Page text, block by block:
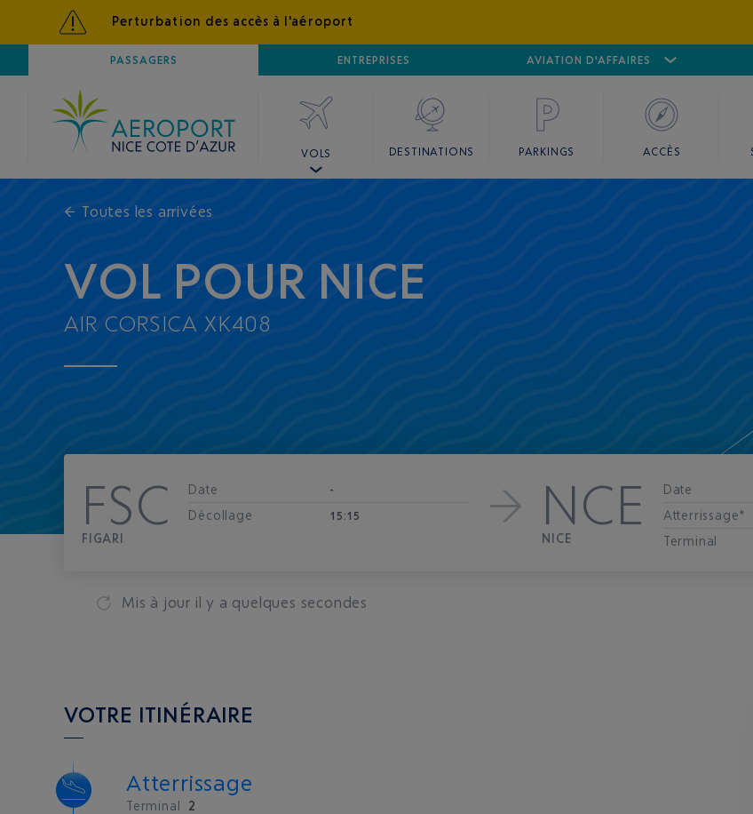
Perturbation des accès à l'aéroport
PASSAGERS ENTREPRISES AVIATION D'AFFAIRES
AÉROPORTNICE CÔTE D'AZUR AÉROPORT CANNES MANDELIEU
VOLS DESTINATIONS PARKINGS ACCÈS
← Toutes les arrivées
VOL POUR NICE
AIR CORSICA XK408
FSC
FIGARI
Date -
Décollage 15:15 NCE
NICE
Date
Atterrissage*
Terminal
Mis à jour il y a quelques secondes
VOTRE ITINÉRAIRE
Atterrissage
Terminal 2